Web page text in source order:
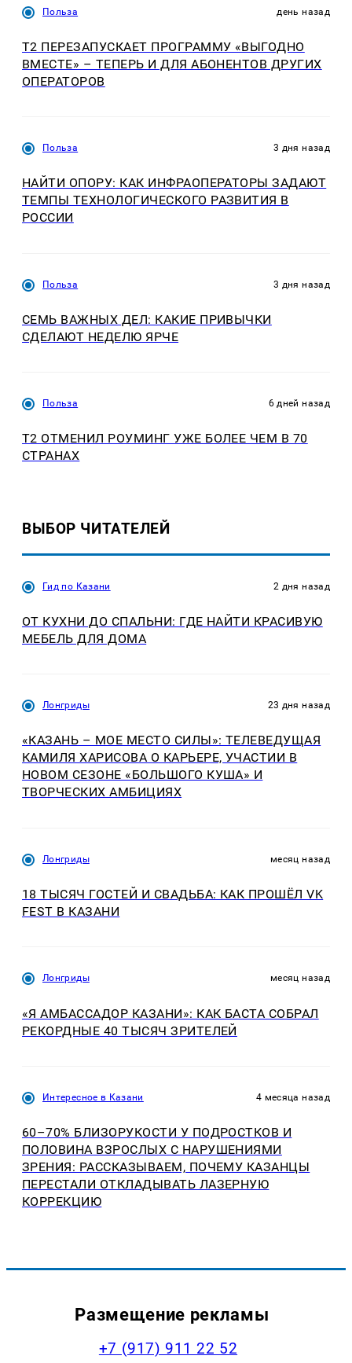
Польза день назад
Т2 ПЕРЕЗАПУСКАЕТ ПРОГРАММУ «ВЫГОДНО
ВМЕСТЕ» – ТЕПЕРЬ И ДЛЯ АБОНЕНТОВ ДРУГИХ
ОПЕРАТОРОВ
Польза 3 дня назад
НАЙТИ ОПОРУ: КАК ИНФРАОПЕРАТОРЫ ЗАДАЮТ
ТЕМПЫ ТЕХНОЛОГИЧЕСКОГО РАЗВИТИЯ В
РОССИИ
Польза 3 дня назад
СЕМЬ ВАЖНЫХ ДЕЛ: КАКИЕ ПРИВЫЧКИ
СДЕЛАЮТ НЕДЕЛЮ ЯРЧЕ
Польза 6 дней назад
Т2 ОТМЕНИЛ РОУМИНГ УЖЕ БОЛЕЕ ЧЕМ В 70
СТРАНАХ
ВЫБОР ЧИТАТЕЛЕЙ
Гид по Казани 2 дня назад
ОТ КУХНИ ДО СПАЛЬНИ: ГДЕ НАЙТИ КРАСИВУЮ
МЕБЕЛЬ ДЛЯ ДОМА
Лонгриды 23 дня назад
«КАЗАНЬ – МОЕ МЕСТО СИЛЫ»: ТЕЛЕВЕДУЩАЯ
КАМИЛЯ ХАРИСОВА О КАРЬЕРЕ, УЧАСТИИ В
НОВОМ СЕЗОНЕ «БОЛЬШОГО КУША» И
ТВОРЧЕСКИХ АМБИЦИЯХ
Лонгриды месяц назад
18 ТЫСЯЧ ГОСТЕЙ И СВАДЬБА: КАК ПРОШЁЛ VK
FEST В КАЗАНИ
Лонгриды месяц назад
«Я АМБАССАДОР КАЗАНИ»: КАК БАСТА СОБРАЛ
РЕКОРДНЫЕ 40 ТЫСЯЧ ЗРИТЕЛЕЙ
Интересное в Казани 4 месяца назад
60–70% БЛИЗОРУКОСТИ У ПОДРОСТКОВ И
ПОЛОВИНА ВЗРОСЛЫХ С НАРУШЕНИЯМИ
ЗРЕНИЯ: РАССКАЗЫВАЕМ, ПОЧЕМУ КАЗАНЦЫ
ПЕРЕСТАЛИ ОТКЛАДЫВАТЬ ЛАЗЕРНУЮ
КОРРЕКЦИЮ
Размещение рекламы
+7 (917) 911 22 52